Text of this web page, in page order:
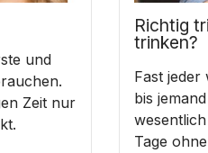
und
Zeit nur
Richtig
trinken?
Fast jeder
bis
Tage